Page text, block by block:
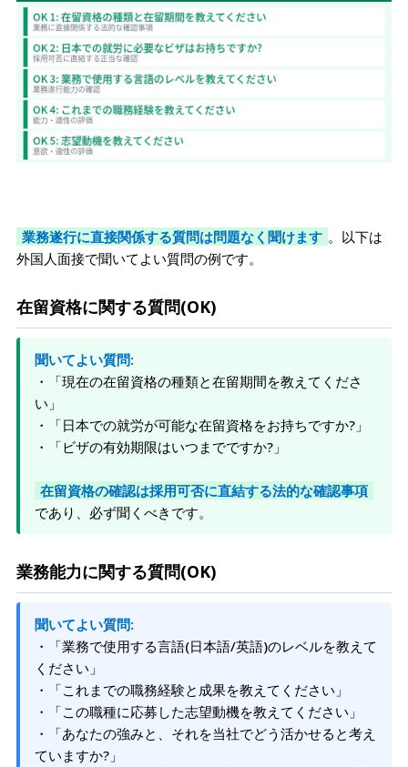
業務遂行に直接関係する質問は問題なく聞けます 。以下は
外国人面接で聞いてよい質問の例です。
在留資格に関する質問(OK)
聞いてよい質問:
・「現在の在留資格の種類と在留期間を教えてくださ
い」
・「日本での就労が可能な在留資格をお持ちですか?」
・「ビザの有効期限はいつまでですか?」
在留資格の確認は採用可否に直結する法的な確認事項
であり、必ず聞くべきです。
業務能力に関する質問(OK)
聞いてよい質問:
・「業務で使用する言語(日本語/英語)のレベルを教えて
ください」
・「これまでの職務経験と成果を教えてください」
・「この職種に応募した志望動機を教えてください」
・「あなたの強みと、それを当社でどう活かせると考え
ていますか?」